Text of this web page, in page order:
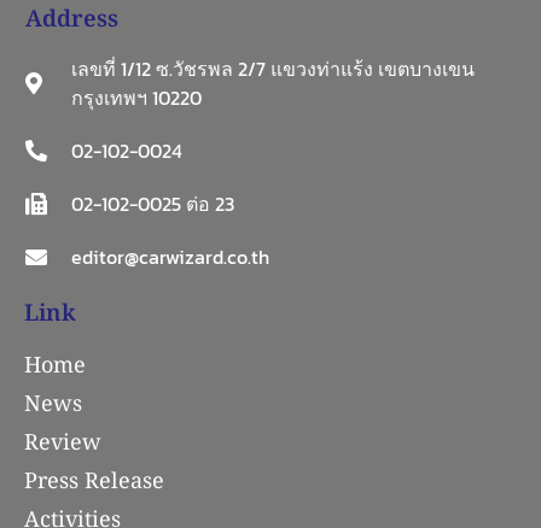
Address
เลขที่ 1/12 ซ.วัชรพล 2/7 แขวงท่าแร้ง เขตบางเขน
กรุงเทพฯ 10220
02-102-0024
02-102-0025 ต่อ 23
editor@carwizard.co.th
Link
Home
News
Review
Press Release
Activities